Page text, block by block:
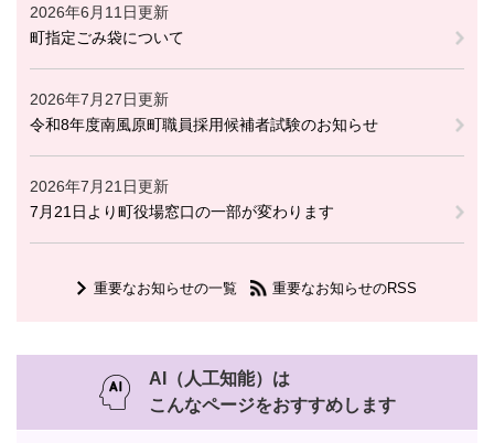
2026年6月11日更新
町指定ごみ袋について
2026年7月27日更新
令和8年度南風原町職員採用候補者試験のお知らせ
2026年7月21日更新
7月21日より町役場窓口の一部が変わります
重要なお知らせの一覧 重要なお知らせのRSS
AI（人工知能）は
こんなページをおすすめします